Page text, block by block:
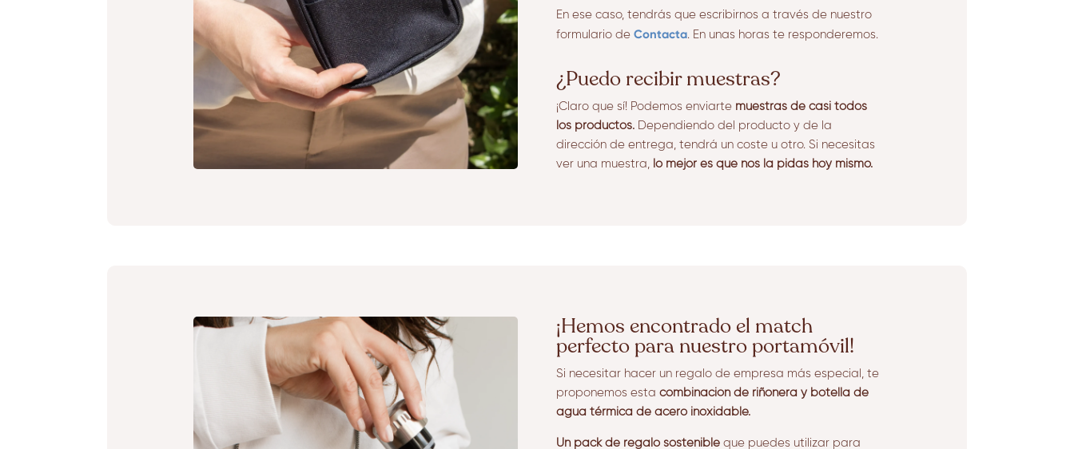
En ese caso, tendrás que escribirnos a través de nuestro
formulario de Contacta. En unas horas te responderemos.
¿Puedo recibir muestras?
¡Claro que sí! Podemos enviarte muestras de casi todos
los productos.Dependiendo del producto y de la
dirección de entrega, tendrá un coste u otro. Si necesitas
ver una muestra, lo mejor es que nos la pidas hoy mismo.
¡Hemos encontrado el match
perfecto para nuestro portamóvil!
Si necesitar hacer un regalo de empresa más especial, te
proponemos esta combinación de riñonera y botella de
agua térmica de acero inoxidable.
Un pack de regalo sostenibleque puedes utilizar para